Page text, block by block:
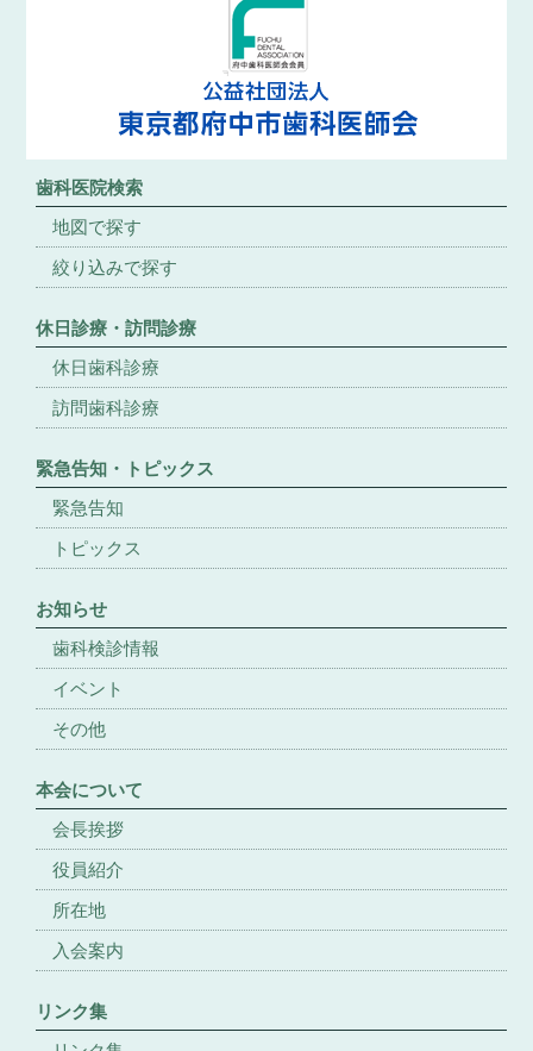
歯科医院検索
地図で探す
絞り込みで探す
休日診療・訪問診療
休日歯科診療
訪問歯科診療
緊急告知・トピックス
緊急告知
トピックス
お知らせ
歯科検診情報
イベント
その他
本会について
会長挨拶
役員紹介
所在地
入会案内
リンク集